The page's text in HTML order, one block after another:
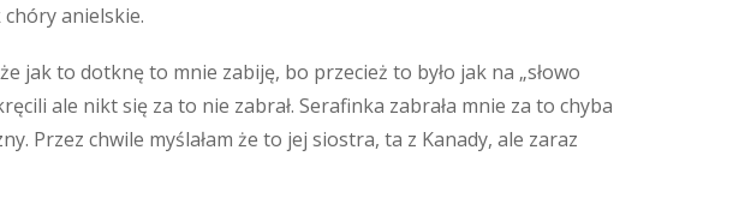
chóry anielskie.
jak to dotknę to mnie zabiję, bo przecież to było jak na „słowo
ale nikt się za to nie zabrał. Serafinka zabrała mnie za to chyba
Przez chwile myślałam że to jej siostra, ta z Kanady, ale zaraz